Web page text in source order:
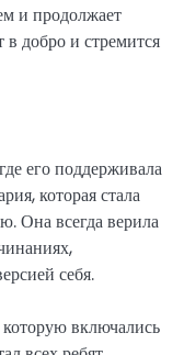
и продолжает
добро и стремится
его поддерживала
которая стала
Она всегда верила
себя.
включались